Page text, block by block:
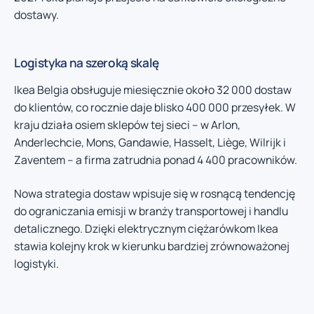
dostawy.
Logistyka na szeroką skalę
Ikea Belgia obsługuje miesięcznie około 32 000 dostaw
do klientów, co rocznie daje blisko 400 000 przesyłek. W
kraju działa osiem sklepów tej sieci – w Arlon,
Anderlechcie, Mons, Gandawie, Hasselt, Liège, Wilrijk i
Zaventem – a firma zatrudnia ponad 4 400 pracowników.
Nowa strategia dostaw wpisuje się w rosnącą tendencję
do ograniczania emisji w branży transportowej i handlu
detalicznego. Dzięki elektrycznym ciężarówkom Ikea
stawia kolejny krok w kierunku bardziej zrównoważonej
logistyki.